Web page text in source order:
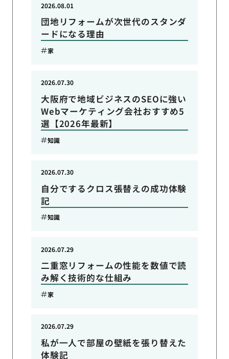
団地リフォームが次世代のスタンダ
ードになる理由
2026.08.01
家
大阪府で地域ビジネスのSEOに強い
Webマーケティング会社おすすめ5
選【2026年最新】
2026.07.30
知識
自分でするクロス張替えの成功体験
記
2026.07.30
知識
二重窓リフォームの性能を数値で読
み解く技術的な仕組み
2026.07.29
家
私が一人で部屋の壁紙を張り替えた
体験記
2026.07.29